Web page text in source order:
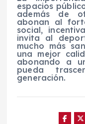
espacios
además de
abonan al
social,
invita al
mucho más
una mejor
abonando a
pueda
generación.